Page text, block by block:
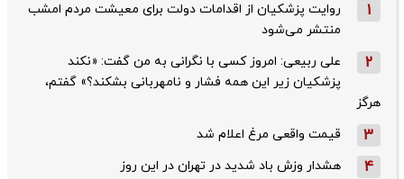
1
روایت پزشکیان از اقدامات دولت برای معیشت مردم امشب
منتشر می‌شود
2
علی ربیعی: امروز کسی با نگرانی به من گفت: «نکند
پزشکیان زیر این همه فشار و نامهربانی بشکند؟» گفتم،
هرگز
3 قیمت واقعی مرغ اعلام شد
4 هشدار وزش باد شدید در تهران در این روز